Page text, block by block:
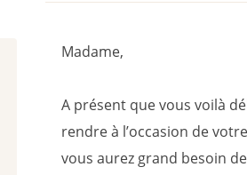
Madame,
A présent que vous voilà
rendre à l’occasion de
vous aurez grand besoin